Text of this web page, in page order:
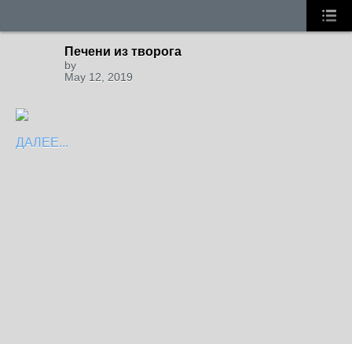
Печени из творога
by
May 12, 2019
ДАЛЕЕ...